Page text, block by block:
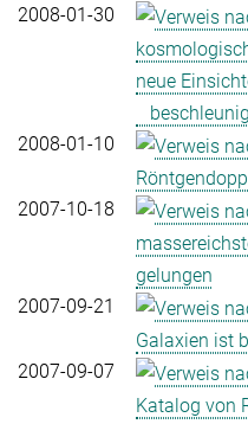
2008-01-30
neue
2008-01-10
2007-10-18
gelungen
2007-09-21
Galaxien ist
2007-09-07
Katalog von